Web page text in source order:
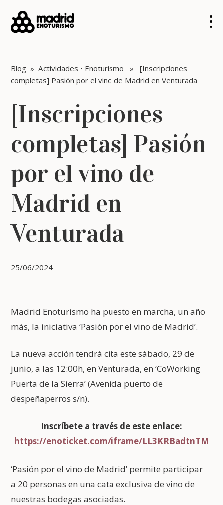
Blog »Actividades • Enoturismo » [Inscripciones
completas] Pasión por el vino de Madrid en Venturada
[Inscripciones
completas] Pasión
por el vino de
Madrid en
Venturada
25/06/2024
Madrid Enoturismo ha puesto en marcha, un año
más, la iniciativa ‘Pasión por el vino de Madrid’.
La nueva acción tendrá cita este sábado, 29 de
junio, a las 12:00h, en Venturada, en ‘CoWorking
Puerta de la Sierra’ (Avenida puerto de
despeñaperros s/n).
Inscríbete a través de este enlace:
https://enoticket.com/iframe/LL3KRBadtnTM
‘Pasión por el vino de Madrid’ permite participar
a 20 personas en una cata exclusiva de vino de
nuestras bodegas asociadas.